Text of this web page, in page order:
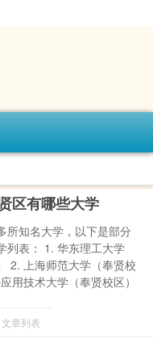
区有哪些大学
所知名大学，以下是部分
列表： 1. 华东理工大学
2. 上海师范大学（奉贤校
用技术大学（奉贤校区）
文章列表